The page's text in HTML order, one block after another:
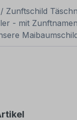
Zunftschild
- mit
überspringen